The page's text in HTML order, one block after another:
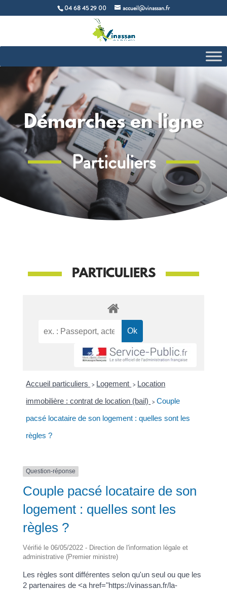
04 68 45 29 00 accueil@vinassan.fr
Démarches en ligne
Particuliers
PARTICULIERS
Accueil particuliers > Logement > Location
immobilière : contrat de location (bail) > Couple
pacsé locataire de son logement : quelles sont les
règles ?
Question-réponse
Couple pacsé locataire de son
logement : quelles sont les
règles ?
Vérifié le 06/05/2022 - Direction de l'information légale et
administrative (Premier ministre)
Les règles sont différentes selon qu'un seul ou que les
2 partenaires de <a href="https://vinassan.fr/la-